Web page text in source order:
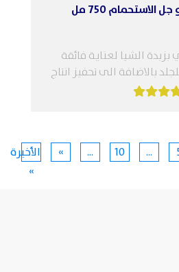
750 مل
الشيا لعناية فائقة
بالاضافة الى تحفيز انتاج
الدهنية، كما...
...
10
...
»
الأخيرة
»